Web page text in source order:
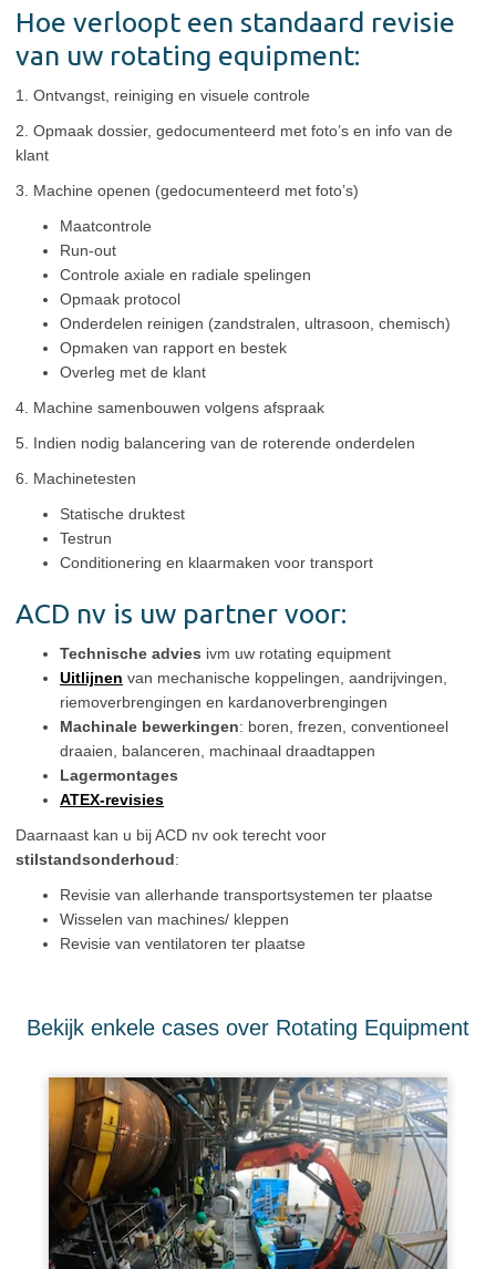
Hoe verloopt een standaard revisie
van uw rotating equipment:
1. Ontvangst, reiniging en visuele controle
2. Opmaak dossier, gedocumenteerd met foto’s en info van de
klant
3. Machine openen (gedocumenteerd met foto’s)
Maatcontrole
Run-out
Controle axiale en radiale spelingen
Opmaak protocol
Onderdelen reinigen (zandstralen, ultrasoon, chemisch)
Opmaken van rapport en bestek
Overleg met de klant
4. Machine samenbouwen volgens afspraak
5. Indien nodig balancering van de roterende onderdelen
6. Machinetesten
Statische druktest
Testrun
Conditionering en klaarmaken voor transport
ACD nv is uw partner voor:
Technische advies ivm uw rotating equipment
Uitlijnen van mechanische koppelingen, aandrijvingen,
riemoverbrengingen en kardanoverbrengingen
Machinale bewerkingen: boren, frezen, conventioneel
draaien, balanceren, machinaal draadtappen
Lagermontages
ATEX-revisies
Daarnaast kan u bij ACD nv ook terecht voor
stilstandsonderhoud:
Revisie van allerhande transportsystemen ter plaatse
Wisselen van machines/ kleppen
Revisie van ventilatoren ter plaatse
Bekijk enkele cases over Rotating Equipment